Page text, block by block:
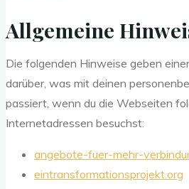
Allgemeine
Die folgenden Hinweise geben
darüber, was mit deinen
passiert, wenn du die Webseiten
Internetadressen besuchst:
angebote-fuer-mehr-
eintransformationsprojekt.org